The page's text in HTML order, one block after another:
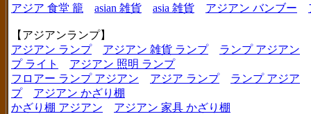
アジア 食堂 籠
asian 雑貨 asia 雑貨 アジアン バンブー
【アジアンランプ】
アジアン ランプ
アジアン 雑貨 ランプ
ランプ アジアン
プ ライト
アジアン 照明 ランプ
フロアー ランプ アジアン
アジア ランプ
ランプ アジア
プ
アジアン かざり棚
かざり棚 アジアン
アジアン 家具 かざり棚